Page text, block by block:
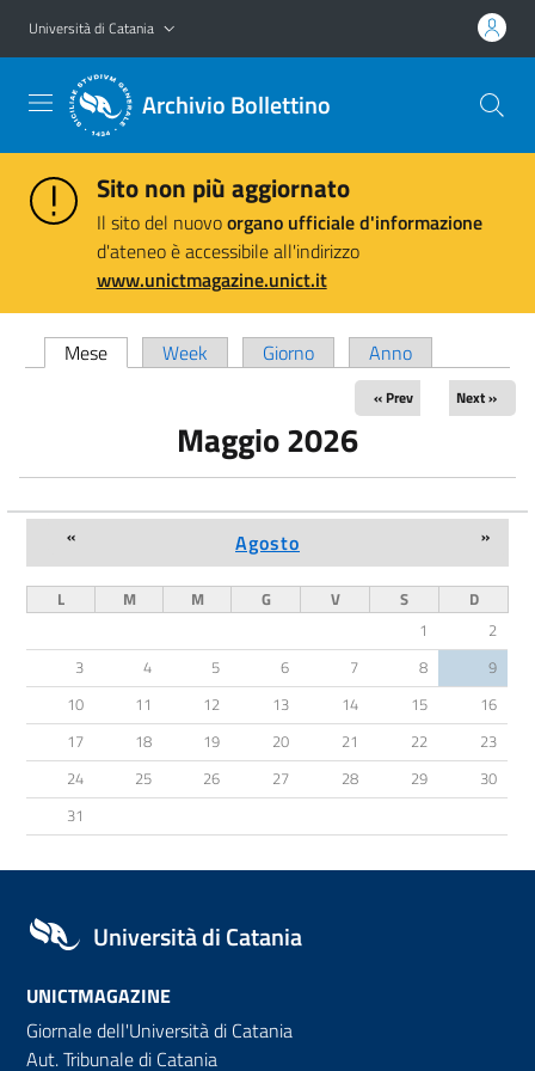
Vai al contenuto principale
Vai al menu di navigazione
Università di Catania
Archivio Bollettino
Sito non più aggiornato
Il sito del nuovoorgano ufficiale d'informazione
d'ateneo è accessibile all'indirizzo
www.unictmagazine.unict.it
Schede primarie
Mese (scheda attiva)
Week Giorno Anno
Maggio 2026
« Prev Next »
Agosto
« »
L M M G V S
D
1
2
3
4 5 6 7 8
9
10
11 12 13 14 15
16
17
18 19 20 21 22
23
24
25 26 27 28 29
30
31
Università di Catania
UNICTMAGAZINE
Giornale dell'Università di Catania
Aut. Tribunale di Catania